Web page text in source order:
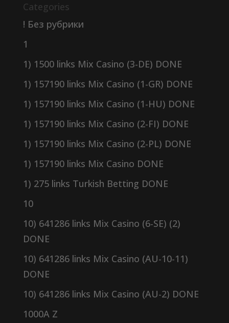
Categories
! Без рубрики
1
1) 1500 links Mix Casino (3-DE) DONE
1) 157190 links Mix Casino (1-GR) DONE
1) 157190 links Mix Casino (1-HU) DONE
1) 157190 links Mix Casino (2-FI) DONE
1) 157190 links Mix Casino (2-PL) DONE
1) 157190 links Mix Casino DONE
1) 275 links Turkish Betting DONE
10
10) 641286 links Mix Casino (6-SE) (2)
DONE
10) 641286 links Mix Casino (AU-10-11)
DONE
10) 641286 links Mix Casino (AU-2) DONE
1000A Z